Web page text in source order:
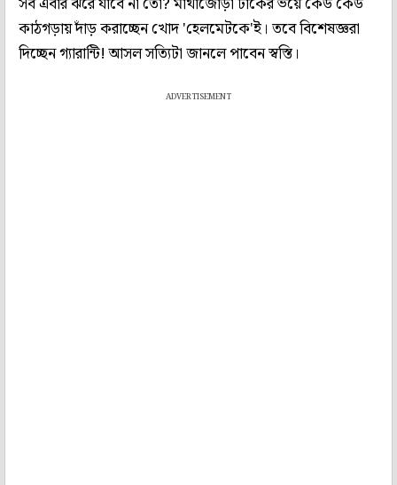
কাঠগড়ায় দাঁড় করাচ্ছেন খোদ 'হেলমেটকে'ই। তবে বিশেষজ্ঞরা
দিচ্ছেন গ্যারান্টি! আসল সত্যিটা জানলে পাবেন স্বস্তি।
ADVERTISEMENT